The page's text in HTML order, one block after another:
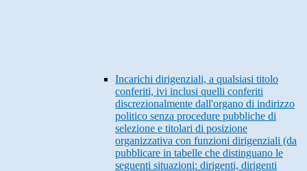
Incarichi dirigenziali, a qualsiasi titolo
conferiti, ivi inclusi quelli conferiti
discrezionalmente dall'organo di indirizzo
politico senza procedure pubbliche di
selezione e titolari di posizione
organizzativa con funzioni dirigenziali (da
pubblicare in tabelle che distinguano le
seguenti situazioni: dirigenti, dirigenti